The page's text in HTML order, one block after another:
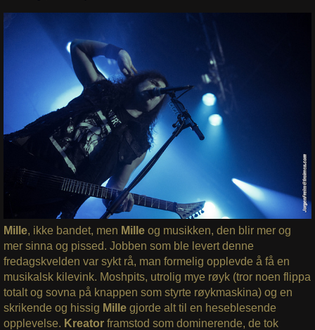
Mille, ikke bandet, men Milleog musikken, den blir mer og
mer sinna og pissed. Jobben som ble levert denne
fredagskvelden var sykt rå, man formelig opplevde å få en
musikalsk kilevink. Moshpits, utrolig mye røyk (tror noen flippa
totalt og sovna på knappen som styrte røykmaskina) og en
skrikende og hissig Mille gjorde alt til en heseblesende
opplevelse. Kreatorframstod som dominerende, de tok